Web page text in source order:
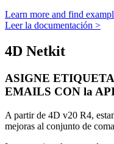
Learn more and find
Leer la documentación >
4D Netkit
ASIGNE
EMAILS CON la
A partir de 4D v20 R4,
mejoras al conjunto de